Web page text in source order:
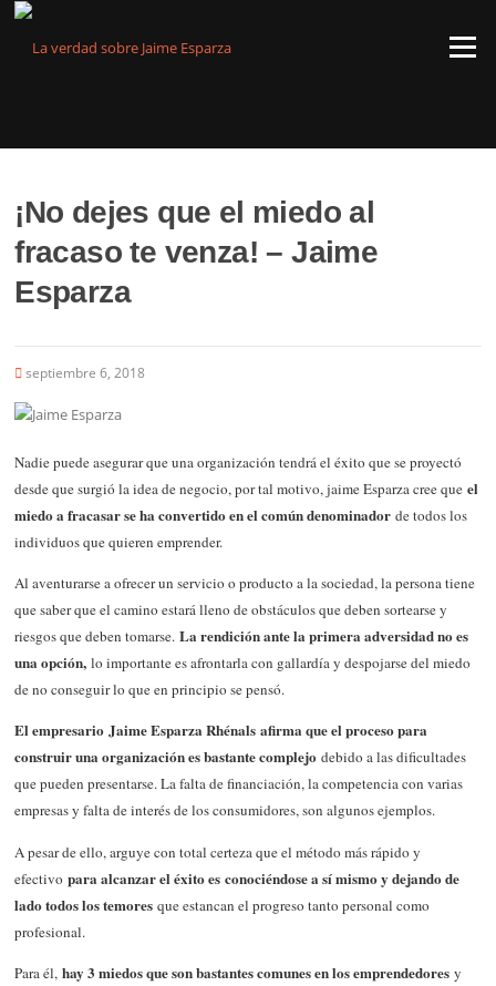
Saltar
contenido
Menú
¡No dejes que el miedo al
fracaso te venza! – Jaime
Esparza
septiembre 6, 2018
Nadie puede asegurar que una organización tendrá el éxito que se proyectó
desde que surgió la idea de negocio, por tal motivo, jaime Esparza cree queel
miedo a fracasar se ha convertido en el común denominador de todos los
individuos que quieren emprender.
Al aventurarse a ofrecer un servicio o producto a la sociedad, la persona tiene
que saber que el camino estará lleno de obstáculos que deben sortearse y
riesgos que deben tomarse. La rendición ante la primera adversidad no es
una opción, lo importante es afrontarla con gallardía y despojarse del miedo
de no conseguir lo que en principio se pensó.
El empresario Jaime Esparza Rhénals afirma que el proceso para
construir una organización es bastante complejo debido a las dificultades
que pueden presentarse. La falta de financiación, la competencia con varias
empresas y falta de interés de los consumidores, son algunos ejemplos.
A pesar de ello, arguye con total certeza que el método más rápido y
efectivopara alcanzar el éxito es conociéndose a sí mismo y dejando de
lado todos los temores que estancan el progreso tanto personal como
profesional.
Para él,hay 3 miedos que son bastantes comunes en los emprendedores y